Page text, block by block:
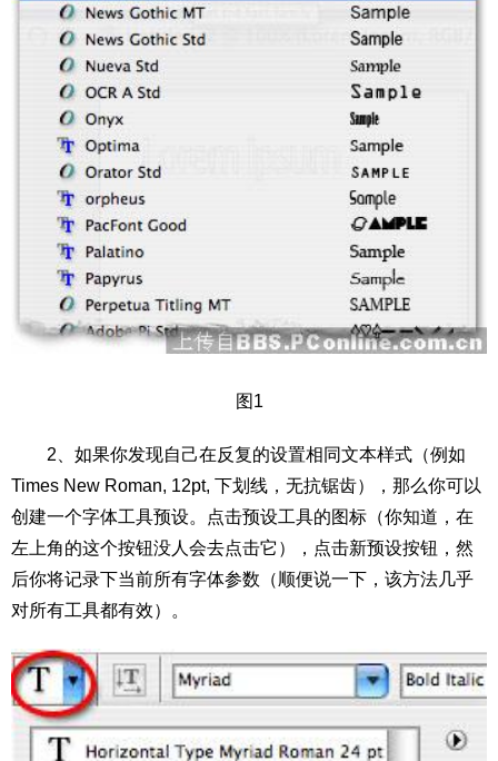
图1
2、如果你发现自己在反复的设置相同文本样式（例如
Times New Roman, 12pt, 下划线，无抗锯齿），那么你可以
创建一个字体工具预设。点击预设工具的图标（你知道，在
左上角的这个按钮没人会去点击它），点击新预设按钮，然
后你将记录下当前所有字体参数（顺便说一下，该方法几乎
对所有工具都有效）。